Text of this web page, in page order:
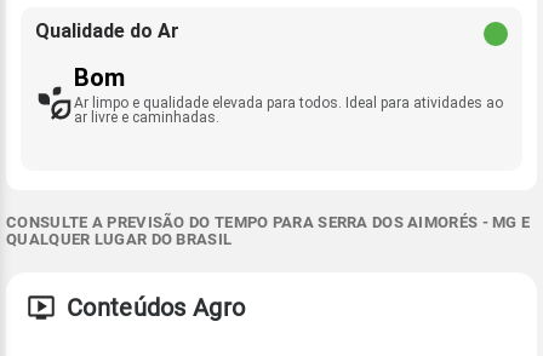
Qualidade do Ar
Bom
Ar limpo e qualidade elevada para todos. Ideal para atividades ao
ar livre e caminhadas.
CONSULTE A PREVISÃO DO TEMPO PARA SERRA DOS AIMORÉS - MG E
QUALQUER LUGAR DO BRASIL
Conteúdos Agro